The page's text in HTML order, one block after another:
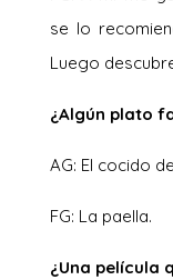
se lo
Luego
¿Algún plato
AG: El cocido
FG: La paella.
¿Una película